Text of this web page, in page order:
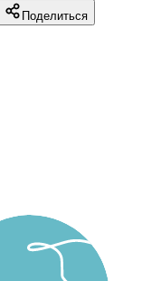
Поделиться